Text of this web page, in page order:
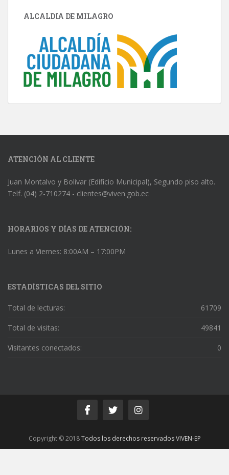
ALCALDIA DE MILAGRO
ATENCIÓN AL CLIENTE
Juan Montalvo y Bolivar (Edificio Municipal), Segundo piso alto.
Telf. (04) 2-710274 - clientes@viven.gob.ec
HORARIOS Y DÍAS DE ATENCIÓN:
Lunes a Viernes: 8:00AM – 17:00PM
ESTADÍSTICAS DEL SITIO
61709
Total de lecturas:
49841
Total de visitas:
0
Visitantes conectados:
Copyright © 2018Todos los derechos reservados VIVEN-EP